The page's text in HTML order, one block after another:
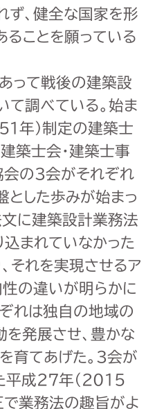
ず、健全な国家を形
ことを願っている
って戦後の建築設
て調べている。始ま
年）制定の建築士
築士会・建築士事
の３会がそれぞれ
とした歩みが始まっ
文に建築設計業務法
まれていなかった
それを実現させるア
の違いが明らかに
れは独自の地域の
発展させ、豊かな
育てあげた。3会が
平成27年（2015
で業務法の趣旨がよ